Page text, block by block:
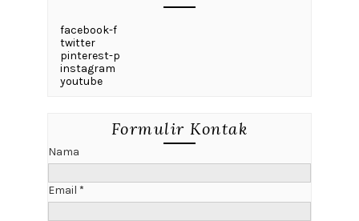
facebook-f
twitter
pinterest-p
instagram
youtube
Formulir Kontak
Nama
Email *